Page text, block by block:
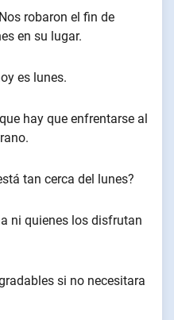
robaron el fin de
en su lugar.
es lunes.
hay que enfrentarse al
tan cerca del lunes?
ni quienes los disfrutan
si no necesitara